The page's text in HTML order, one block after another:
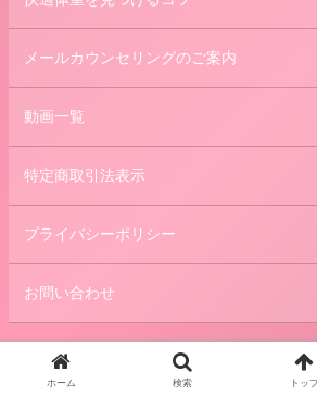
メールカウンセリングのご案内
動画一覧
特定商取引法表示
プライバシーポリシー
お問い合わせ
© 2014 摂食障害専門カウンセラー中村綾
ホーム 検索 トッ